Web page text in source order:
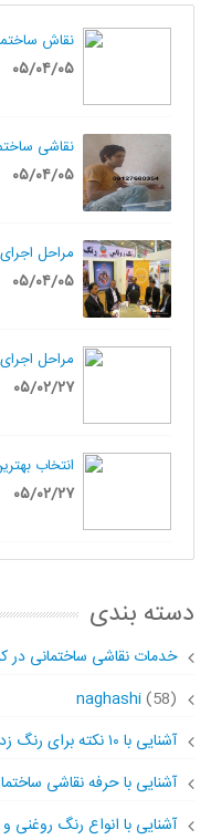
نقاش
۰۵/۰۴/۰۵
نقاشی
۰۵/۰۴/۰۵
مراحل
۰۵/۰۴/۰۵
مراحل
۰۵/۰۲/۲۷
انتخاب
۰۵/۰۲/۲۷
دسته بندی
خدمات نقاشی ساختمانی در
naghashi(58)
آشنایی با ۱۰ نکته برای رنگ زدن خانه
آشنایی با حرفه نقاشی
آشنایی با انواع رنگ روغنی